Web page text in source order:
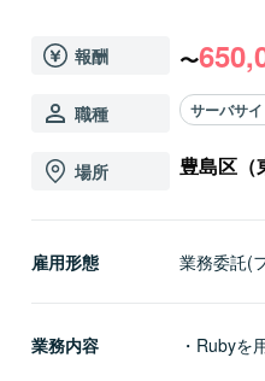
報酬 〜
職種 サーバサ
場所 豊島区（
雇用形態 業務委託(
業務内容 ・Rubyを